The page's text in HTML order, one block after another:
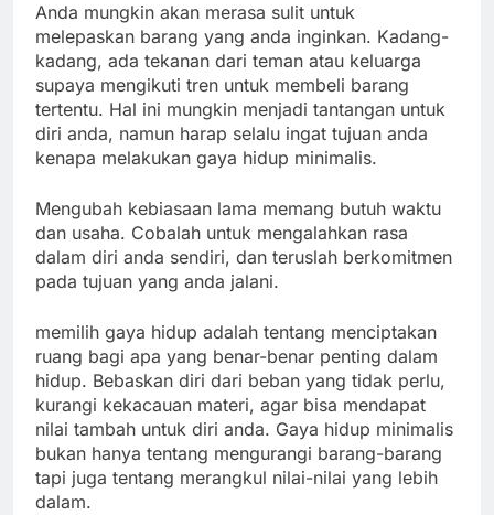
Anda mungkin akan merasa sulit untuk
melepaskan barang yang anda inginkan. Kadang-
kadang, ada tekanan dari teman atau keluarga
supaya mengikuti tren untuk membeli barang
tertentu. Hal ini mungkin menjadi tantangan untuk
diri anda, namun harap selalu ingat tujuan anda
kenapa melakukan gaya hidup minimalis.
Mengubah kebiasaan lama memang butuh waktu
dan usaha. Cobalah untuk mengalahkan rasa
dalam diri anda sendiri, dan teruslah berkomitmen
pada tujuan yang anda jalani.
memilih gaya hidup adalah tentang menciptakan
ruang bagi apa yang benar-benar penting dalam
hidup. Bebaskan diri dari beban yang tidak perlu,
kurangi kekacauan materi, agar bisa mendapat
nilai tambah untuk diri anda. Gaya hidup minimalis
bukan hanya tentang mengurangi barang-barang
tapi juga tentang merangkul nilai-nilai yang lebih
dalam.